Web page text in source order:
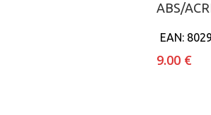
ABS/
EAN:
9.00 €